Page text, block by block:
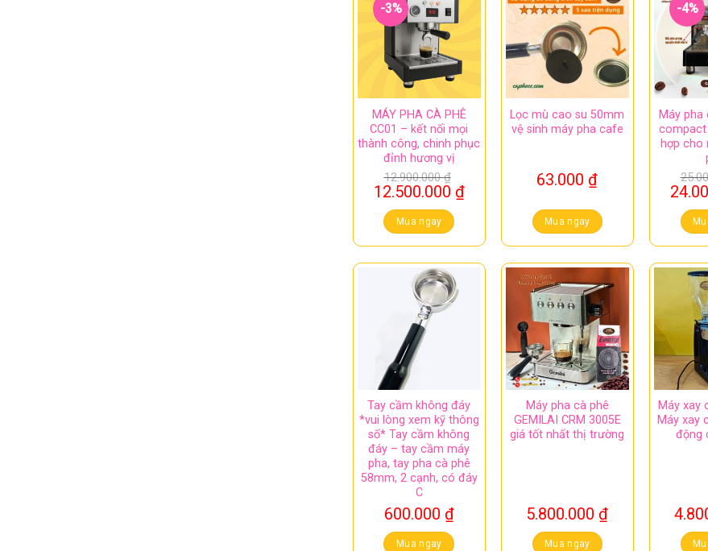
-3%
MÁY PHA CÀ PHÊ
CC01 – kết nối mọi
thành công, chinh phục
đỉnh hương vị
12.900.000₫
Giá
gốc
là:
12.900.000 ₫.
12.500.000 ₫Giá
Mua ngay
Lọc mù cao su 50mm
vệ sinh máy pha cafe
63.000 ₫
Mua ngay
-4%
Máy
compact
hợp cho
Giá
gốc
là:
Tay cầm không đáy
*vui lòng xem kỹ thông
số* Tay cầm không
đáy – tay cầm máy
pha, tay pha cà phê
58mm, 2 cạnh, có đáy
C
600.000 ₫
Mua ngay
Máy pha cà phê
GEMILAI CRM 3005E
giá tốt nhất thị trường
5.800.000 ₫
Mua ngay
Máy xay
Máy xay
động